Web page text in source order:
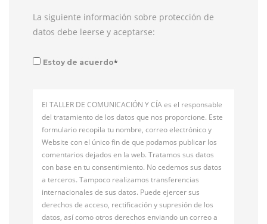
La siguiente información sobre protección de
datos debe leerse y aceptarse:
Estoy de acuerdo*
El TALLER DE COMUNICACIÓN Y CÍA es el responsable
del tratamiento de los datos que nos proporcione. Este
formulario recopila tu nombre, correo electrónico y
Website con el único fin de que podamos publicar los
comentarios dejados en la web. Tratamos sus datos
con base en tu consentimiento. No cedemos sus datos
a terceros. Tampoco realizamos transferencias
internacionales de sus datos. Puede ejercer sus
derechos de acceso, rectificación y supresión de los
datos, así como otros derechos enviando un correo a